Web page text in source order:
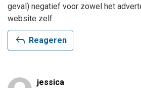
geval) negatief voor zowel het
website zelf.
reply Reageren
jessica